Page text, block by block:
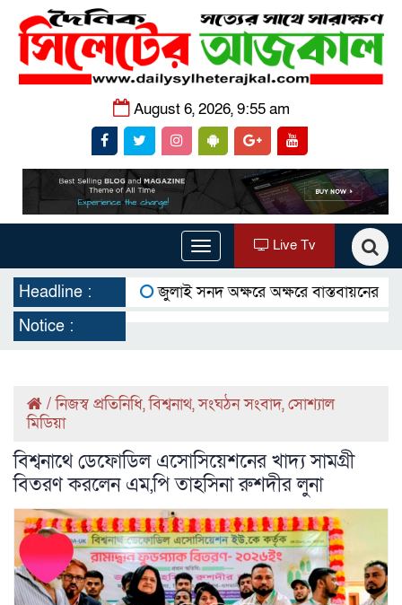
August 6, 2026, 9:55 am
Toggle
navigation
Live Tv
Headline :
জুলাই সনদ অক্ষরে অক্ষরে বাস্তবায়নের
Notice :
/নিজস্ব প্রতিনিধি,বিশ্বনাথ,সংঘঠন সংবাদ,সোশ্যাল
মিডিয়া
বিশ্বনাথে ডেফোডিল এসোসিয়েশনের খাদ্য সামগ্রী
বিতরণ করলেন এম,পি তাহসিনা রুশদীর লুনা